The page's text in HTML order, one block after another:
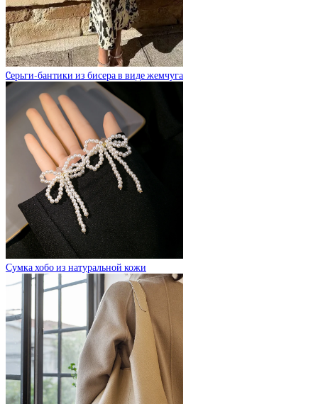
Cерьги-бантики из бисера в виде жемчуга
Сумка хобо из натуральной кожи